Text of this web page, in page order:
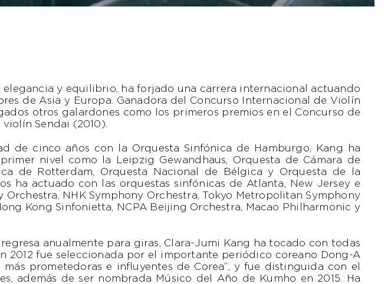
y equilibrio, ha forjado una carrera internacional actuando
de Asia y Europa. Ganadora del Concurso Internacional de Violín
otros galardones como los primeros premios en el Concurso de
Sendai (2010).
de cinco años con la Orquesta Sinfónica de Hamburgo, Kang ha
nivel como la Leipzig Gewandhaus, Orquesta de Cámara de
de Rotterdam, Orquesta Nacional de Bélgica y Orquesta de la
ha actuado con las orquestas sinfónicas de Atlanta, New Jersey e
Orchestra, NHK Symphony Orchestra, Tokyo Metropolitan Symphony
Kong Sinfonietta, NCPA Beijing Orchestra, Macao Philharmonic y
anualmente para giras, Clara-Jumi Kang ha tocado con todas
2012 fue seleccionada por el importante periódico coreano Dong-A
más prometedoras e influyentes de Corea”, y fue distinguida con el
además de ser nombrada Músico del Año de Kumho en 2015. Ha